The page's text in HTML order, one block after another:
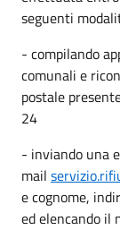
seguenti
- compilando
comunali e
postale
24
- inviando una
mail
e cognome,
ed elencando il